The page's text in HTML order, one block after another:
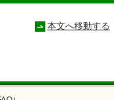
本文へ移動する